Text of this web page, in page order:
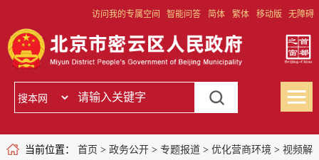
访问我的专属空间 智能问答 简体 繁体 移动版 无障碍
当前位置： 首页 > 政务公开> 专题报道> 优化营商环境 > 视频解